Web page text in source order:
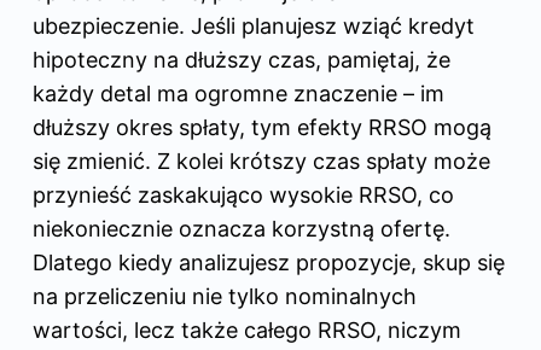
ubezpieczenie. Jeśli planujesz wziąć kredyt
hipoteczny na dłuższy czas, pamiętaj, że
każdy detal ma ogromne znaczenie – im
dłuższy okres spłaty, tym efekty RRSO mogą
się zmienić. Z kolei krótszy czas spłaty może
przynieść zaskakująco wysokie RRSO, co
niekoniecznie oznacza korzystną ofertę.
Dlatego kiedy analizujesz propozycje, skup się
na przeliczeniu nie tylko nominalnych
wartości, lecz także całego RRSO, niczym